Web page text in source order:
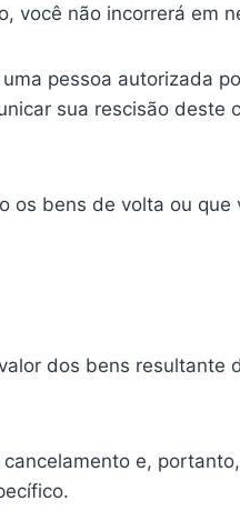
você não incorrerá em
pessoa autorizada
sua rescisão
os bens de volta ou
dos bens
e,